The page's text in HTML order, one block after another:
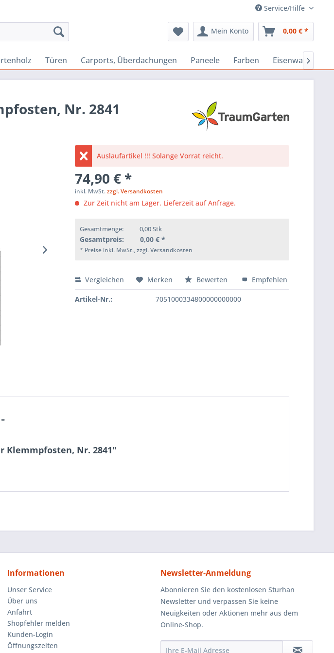
Service/Hilfe
Mein Konto 0,00 € *
Türen Carports, Überdachungen Paneele Farben Eisenwaren

Nr. 2841
Auslaufartikel !!! Solange Vorrat reicht.
74,90 € *
inkl. MwSt.zzgl. Versandkosten
Zur Zeit nicht am Lager. Lieferzeit auf Anfrage.
Gesamtmenge: 0,00Stk
Gesamtpreis: 0,00 € *
* Preise inkl. MwSt., zzgl. Versandkosten
Vergleichen Merken Bewerten Empfehlen
Artikel-Nr.: 7051000334800000000000
Klemmpfosten, Nr. 2841"
Informationen
Unser Service
Über uns
Anfahrt
Shopfehler melden
Kunden-Login
Öffnungszeiten
Newsletter-Anmeldung
Abonnieren Sie den kostenlosen Sturhan
Newsletter und verpassen Sie keine
Neuigkeiten oder Aktionen mehr aus dem
Online-Shop.